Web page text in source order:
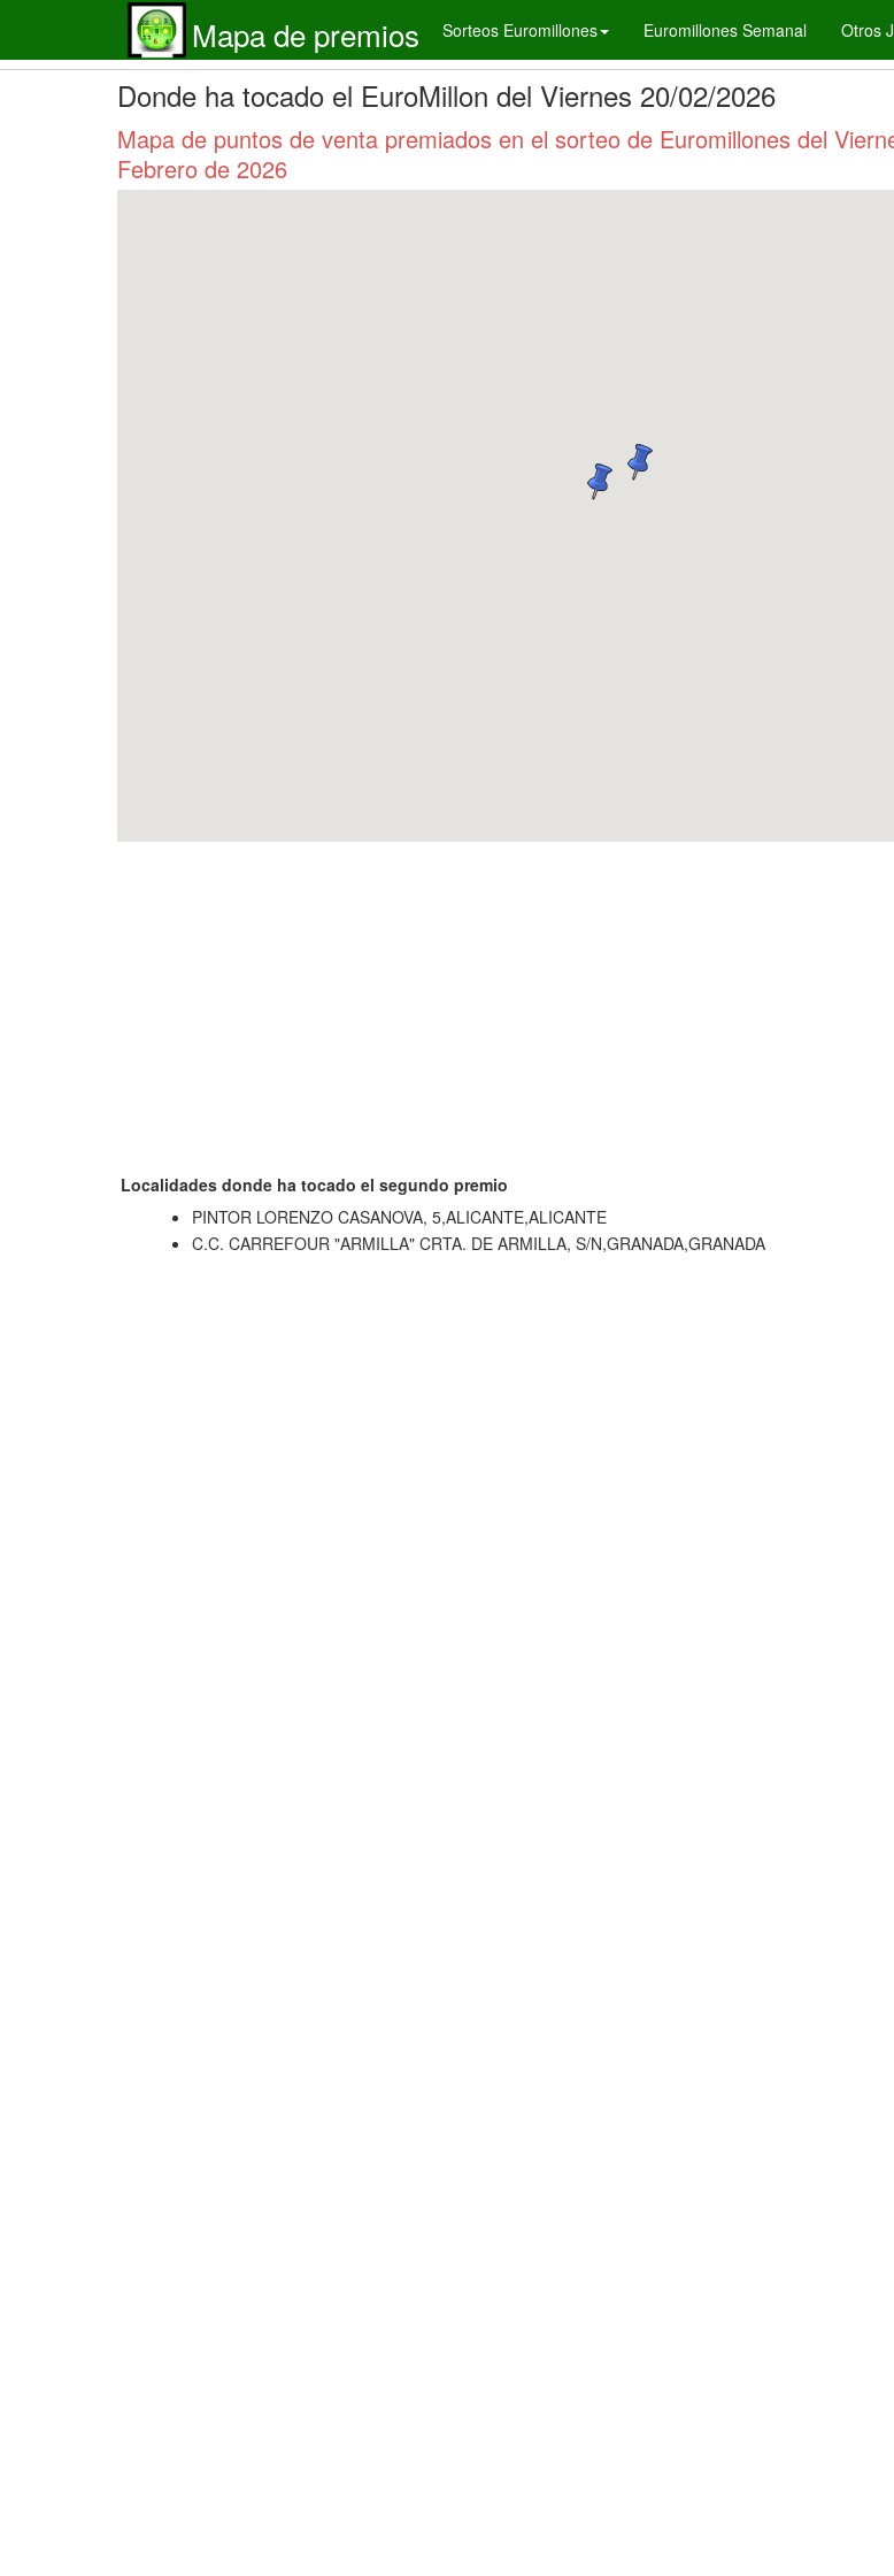
Mapa de premios Sorteos Euromillones Euromillones Semanal Otros
Donde ha tocado el EuroMillon del Viernes 20/02/2026
Mapa de puntos de venta premiados en el sorteo de Euromillones del
Febrero de 2026
Localidades donde ha tocado el segundo premio
PINTOR LORENZO CASANOVA, 5,ALICANTE,ALICANTE
C.C. CARREFOUR "ARMILLA" CRTA. DE ARMILLA, S/N,GRANADA,GRANADA